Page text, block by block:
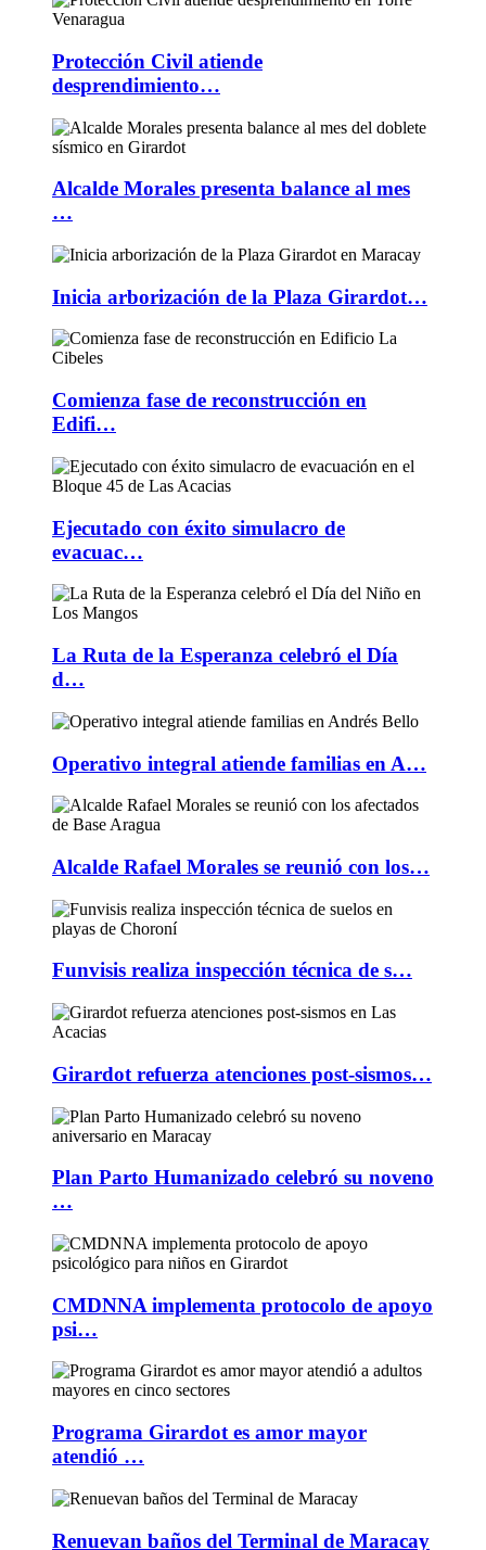
Protección Civil atiende
desprendimiento…
Alcalde Morales presenta balance al mes
…
Inicia arborización de la Plaza Girardot…
Comienza fase de reconstrucción en
Edifi…
Ejecutado con éxito simulacro de
evacuac…
La Ruta de la Esperanza celebró el Día
d…
Operativo integral atiende familias en A…
Alcalde Rafael Morales se reunió con los…
Funvisis realiza inspección técnica de s…
Girardot refuerza atenciones post-sismos…
Plan Parto Humanizado celebró su noveno
…
CMDNNA implementa protocolo de apoyo
psi…
Programa Girardot es amor mayor
atendió …
Renuevan baños del Terminal de Maracay